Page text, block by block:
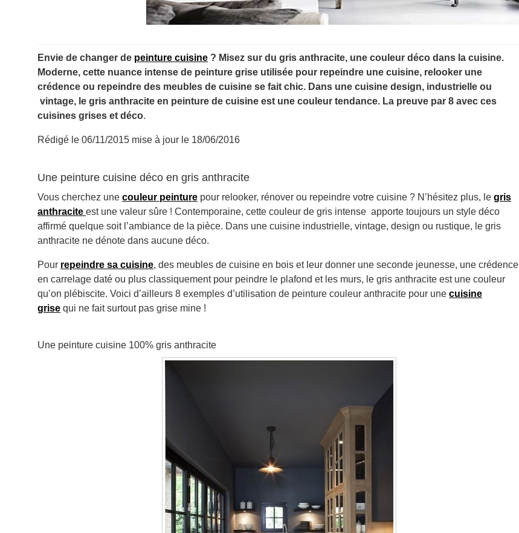
Envie de changer de peinture cuisine ? Misez sur du gris anthracite, une couleur déco dans la cuisine.
Moderne, cette nuance intense de peinture grise utilisée pour repeindre une cuisine, relooker une
crédence ou repeindre des meubles de cuisine se fait chic. Dans une cuisine design, industrielle ou
vintage, le gris anthracite en peinture de cuisine est une couleur tendance. La preuve par 8 avec ces
cuisines grises et déco.
Rédigé le 06/11/2015 mise à jour le 18/06/2016
Une peinture cuisine déco en gris anthracite
Vous cherchez une couleur peinture pour relooker, rénover ou repeindre votre cuisine ? N’hésitez plus, le gris
anthracite est une valeur sûre ! Contemporaine, cette couleur de gris intense apporte toujours un style déco
affirmé quelque soit l’ambiance de la pièce. Dans une cuisine industrielle, vintage, design ou rustique, le gris
anthracite ne dénote dans aucune déco.
Pour repeindre sa cuisine, des meubles de cuisine en bois et leur donner une seconde jeunesse, une crédence
en carrelage daté ou plus classiquement pour peindre le plafond et les murs, le gris anthracite est une couleur
qu’on plébiscite. Voici d’ailleurs 8 exemples d’utilisation de peinture couleur anthracite pour une cuisine
grise qui ne fait surtout pas grise mine !
Une peinture cuisine 100% gris anthracite